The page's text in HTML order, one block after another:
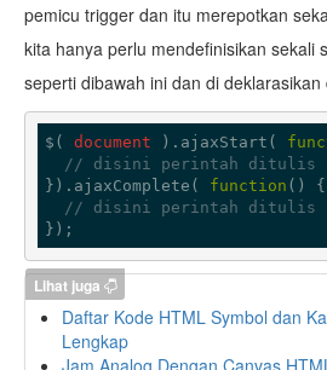
pemicu trigger dan itu merepotkan
kita hanya perlu mendefinisikan sekali
seperti dibawah ini dan di
$( document ).ajaxStart(
// disini perintah ditulis
}).ajaxComplete( function ( ) {
// disini perintah ditulis
});
Lihat juga
Daftar Kode HTML Symbol dan
Lengkap
Jam Analog Dengan Canvas